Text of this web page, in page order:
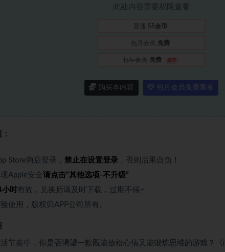
此处内容需要权限查看
普通 55金币
包月会员 免费
包年会员 免费 推荐
购买本内容 包月会员免费查看
Store商店登录， 禁止在设置登录 ，否则后果自负！
Apple安全请点击“其他选项-不升级”
小时有效，兑换后请及时下载，过期不候~
使用，版权归APP公司所有。
节奏中，你是否渴望一款既能放松心情又能锻炼思维的游戏？